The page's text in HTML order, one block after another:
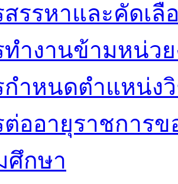
สรรหาและคัดเลื
ทำงานข้ามหน่ว
กำหนดตำแหน่ง
ต่ออายุราชการ
ศึกษา